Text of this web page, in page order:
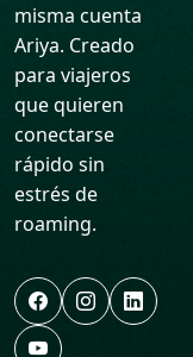
misma cuenta
Ariya. Creado
para viajeros
que quieren
conectarse
rápido sin
estrés de
roaming.